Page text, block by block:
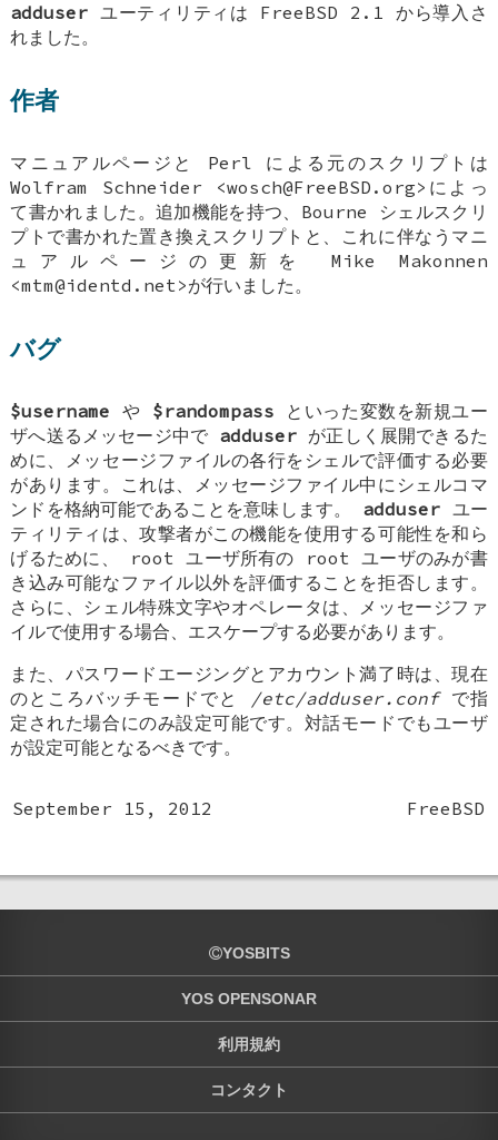
adduser ユーティリティは FreeBSD 2.1 から導入さ
れました。
作者
マニュアルページと Perl による元のスクリプトは
Wolfram Schneider <wosch@FreeBSD.org>によっ
て書かれました。追加機能を持つ、Bourne シェルスクリ
プトで書かれた置き換えスクリプトと、これに伴なうマニ
ュアルページの更新を Mike Makonnen
<mtm@identd.net>が行いました。
バグ
$username や $randompass といった変数を新規ユー
ザへ送るメッセージ中で adduser が正しく展開できるた
めに、メッセージファイルの各行をシェルで評価する必要
があります。これは、メッセージファイル中にシェルコマ
ンドを格納可能であることを意味します。 adduser ユー
ティリティは、攻撃者がこの機能を使用する可能性を和ら
げるために、 root ユーザ所有の root ユーザのみが書
き込み可能なファイル以外を評価することを拒否します。
さらに、シェル特殊文字やオペレータは、メッセージファ
イルで使用する場合、エスケープする必要があります。
また、パスワードエージングとアカウント満了時は、現在
のところバッチモードでと
/etc/adduser.confで指
定された場合にのみ設定可能です。対話モードでもユーザ
が設定可能となるべきです。
September 15, 2012 FreeBSD
YOSBITS
YOS OPENSONAR
利用規約
コンタクト